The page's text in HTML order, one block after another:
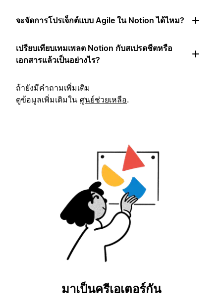
จะจัดการโปรเจ็กต์แบบ Agile ใน Notion ได้ไหม?
เปรียบเทียบเทมเพลต Notion กับสเปรดชีตหรือ
เอกสารแล้วเป็นอย่างไร?
ถ้ายังมีคำถามเพิ่มเติม
ดูข้อมูลเพิ่มเติมใน ศูนย์ช่วยเหลือ.
มาเป็นครีเอเตอร์กัน